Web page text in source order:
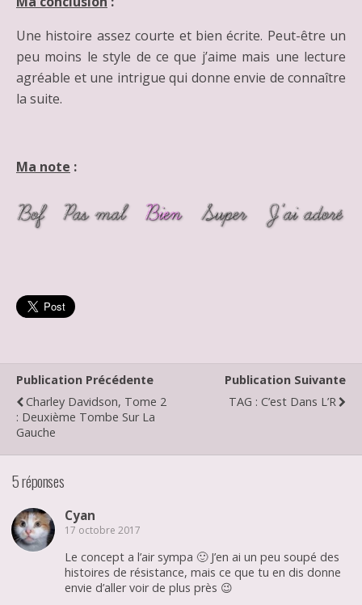
Une histoire assez courte et bien écrite. Peut-être un
peu moins le style de ce que j’aime mais une lecture
agréable et une intrigue qui donne envie de connaître
la suite.
Ma note :
Publication Précédente
Charley Davidson, Tome 2
: Deuxième Tombe Sur La
Gauche
Publication Suivante
TAG : C’est Dans L’R
5 réponses
Cyan
17 octobre 2017
Le concept a l’air sympa 🙂 J’en ai un peu soupé des
histoires de résistance, mais ce que tu en dis donne
envie d’aller voir de plus près 😉